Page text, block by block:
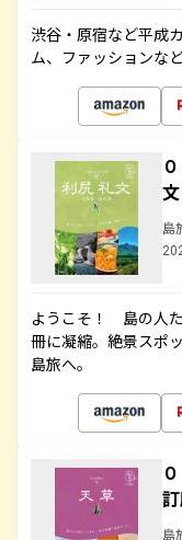
渋谷・原宿など平成
ム、ファッションな
島
ようこそ！ 島の人
冊に凝縮。絶景スポ
島旅へ。
島